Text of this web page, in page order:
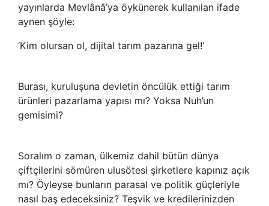
yayınlarda Mevlânâ’ya öykünerek kullanılan ifade
aynen şöyle:
‘Kim olursan ol, dijital tarım pazarına gel!’
Burası, kuruluşuna devletin öncülük ettiği tarım
ürünleri pazarlama yapısı mı? Yoksa Nuh’un
gemisimi?
Soralım o zaman, ülkemiz dahil bütün dünya
çiftçilerini sömüren ulusötesi şirketlere kapınız açık
mı? Öyleyse bunların parasal ve politik güçleriyle
nasıl baş edeceksiniz? Teşvik ve kredilerinizden